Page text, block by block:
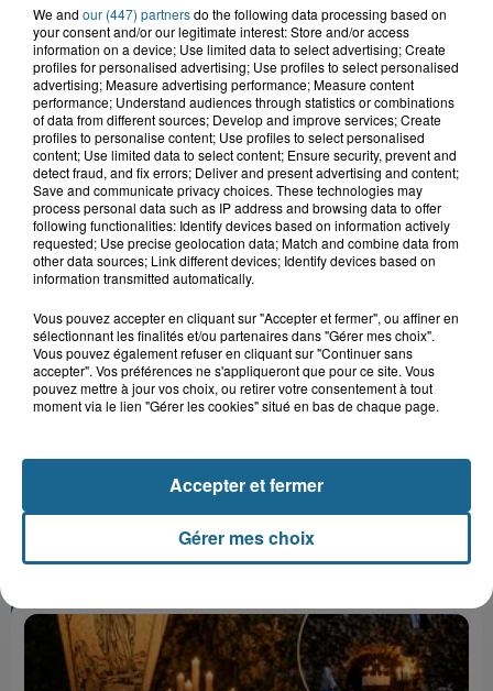
+ DE CADEAUX
Grand jeu de l'été : les cabines de plages
Gagnez vos entrées pour Dennlys
Parc
Gagnez vos entrées pour le parc
Bagatelle
Gagnez vos entrées pour Plopsaland
We and our (447) partnersdo the following data processing based on
your consent and/or our legitimate interest: Store and/or access
information on a device; Use limited data to select advertising; Create
profiles for personalised advertising; Use profiles to select personalised
advertising; Measure advertising performance; Measure content
performance; Understand audiences through statistics or combinations
of data from different sources; Develop and improve services; Create
profiles to personalise content; Use profiles to select personalised
content; Use limited data to select content; Ensure security, prevent and
detect fraud, and fix errors; Deliver and present advertising and content;
Save and communicate privacy choices. These technologies may
process personal data such as IP address and browsing data to offer
following functionalities: Identify devices based on information actively
requested; Use precise geolocation data; Match and combine data from
other data sources; Link different devices; Identify devices based on
information transmitted automatically.
Vous pouvez accepter en cliquant sur "Accepter et fermer", ou affiner en
sélectionnant les finalités et/ou partenaires dans "Gérer mes choix".
Vous pouvez également refuser en cliquant sur "Continuer sans
accepter". Vos préférences ne s'appliqueront que pour ce site. Vous
pouvez mettre à jour vos choix, ou retirer votre consentement à tout
moment via le lien "Gérer les cookies" situé en bas de chaque page.
Gérer mes choix
Accepter et fermer